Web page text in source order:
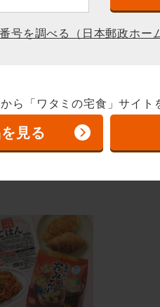
号を調べる （日本郵政ホー
ら「ワタミの宅食」サイト
見る
8/10
「お弁当・お惣菜」選びに迷
面共有サポートの希望をお伝えいた